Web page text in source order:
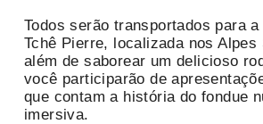
Todos serão transportados para
Tchê Pierre, localizada nos Alpes
além de saborear um delicioso
você participarão de
que contam a história do fondue
imersiva.